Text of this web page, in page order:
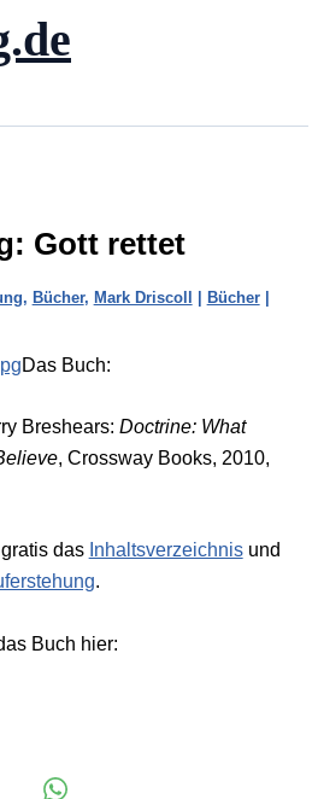
Gott rettet
, Bücher, Mark Driscoll | Bücher|
Das Buch:
Breshears: Doctrine: What
, Crossway Books, 2010,
das Inhaltsverzeichnisund
.
Buch hier: